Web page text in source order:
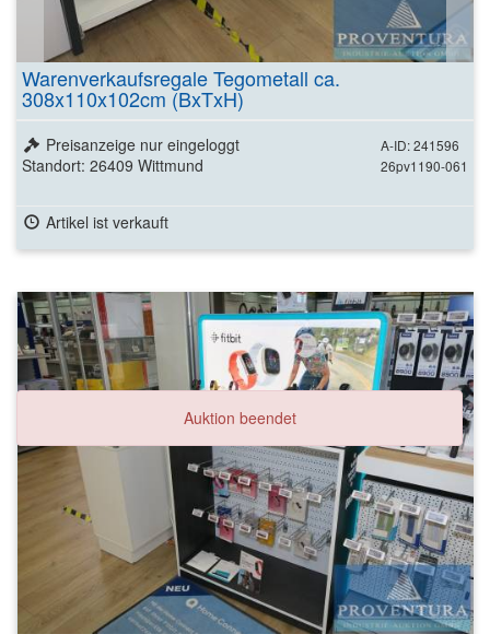
Warenverkaufsregale Tegometall ca.
308x110x102cm (BxTxH)
A-ID: 241596
26pv1190-061
Preisanzeige nur eingeloggt
Standort: 26409 Wittmund
Artikel ist verkauft
Auktion beendet